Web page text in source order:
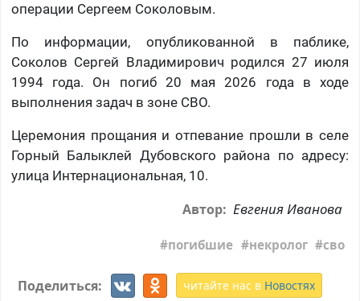
операции Сергеем Соколовым.
По информации, опубликованной в паблике,
Соколов Сергей Владимирович родился 27 июля
1994 года. Он погиб 20 мая 2026 года в ходе
выполнения задач в зоне СВО.
Церемония прощания и отпевание прошли в селе
Горный Балыклей Дубовского района по адресу:
улица Интернациональная, 10.
Автор: Евгения Иванова
погибшие некролог сво
Поделиться: читайте нас в Новостях